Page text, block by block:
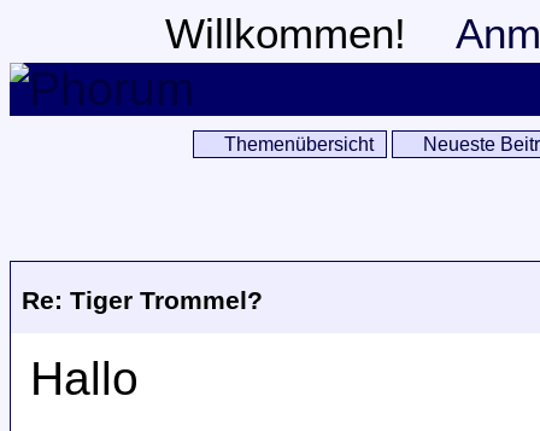
Willkommen!
Themenübersicht Neueste
Re: Tiger Trommel?
Hallo